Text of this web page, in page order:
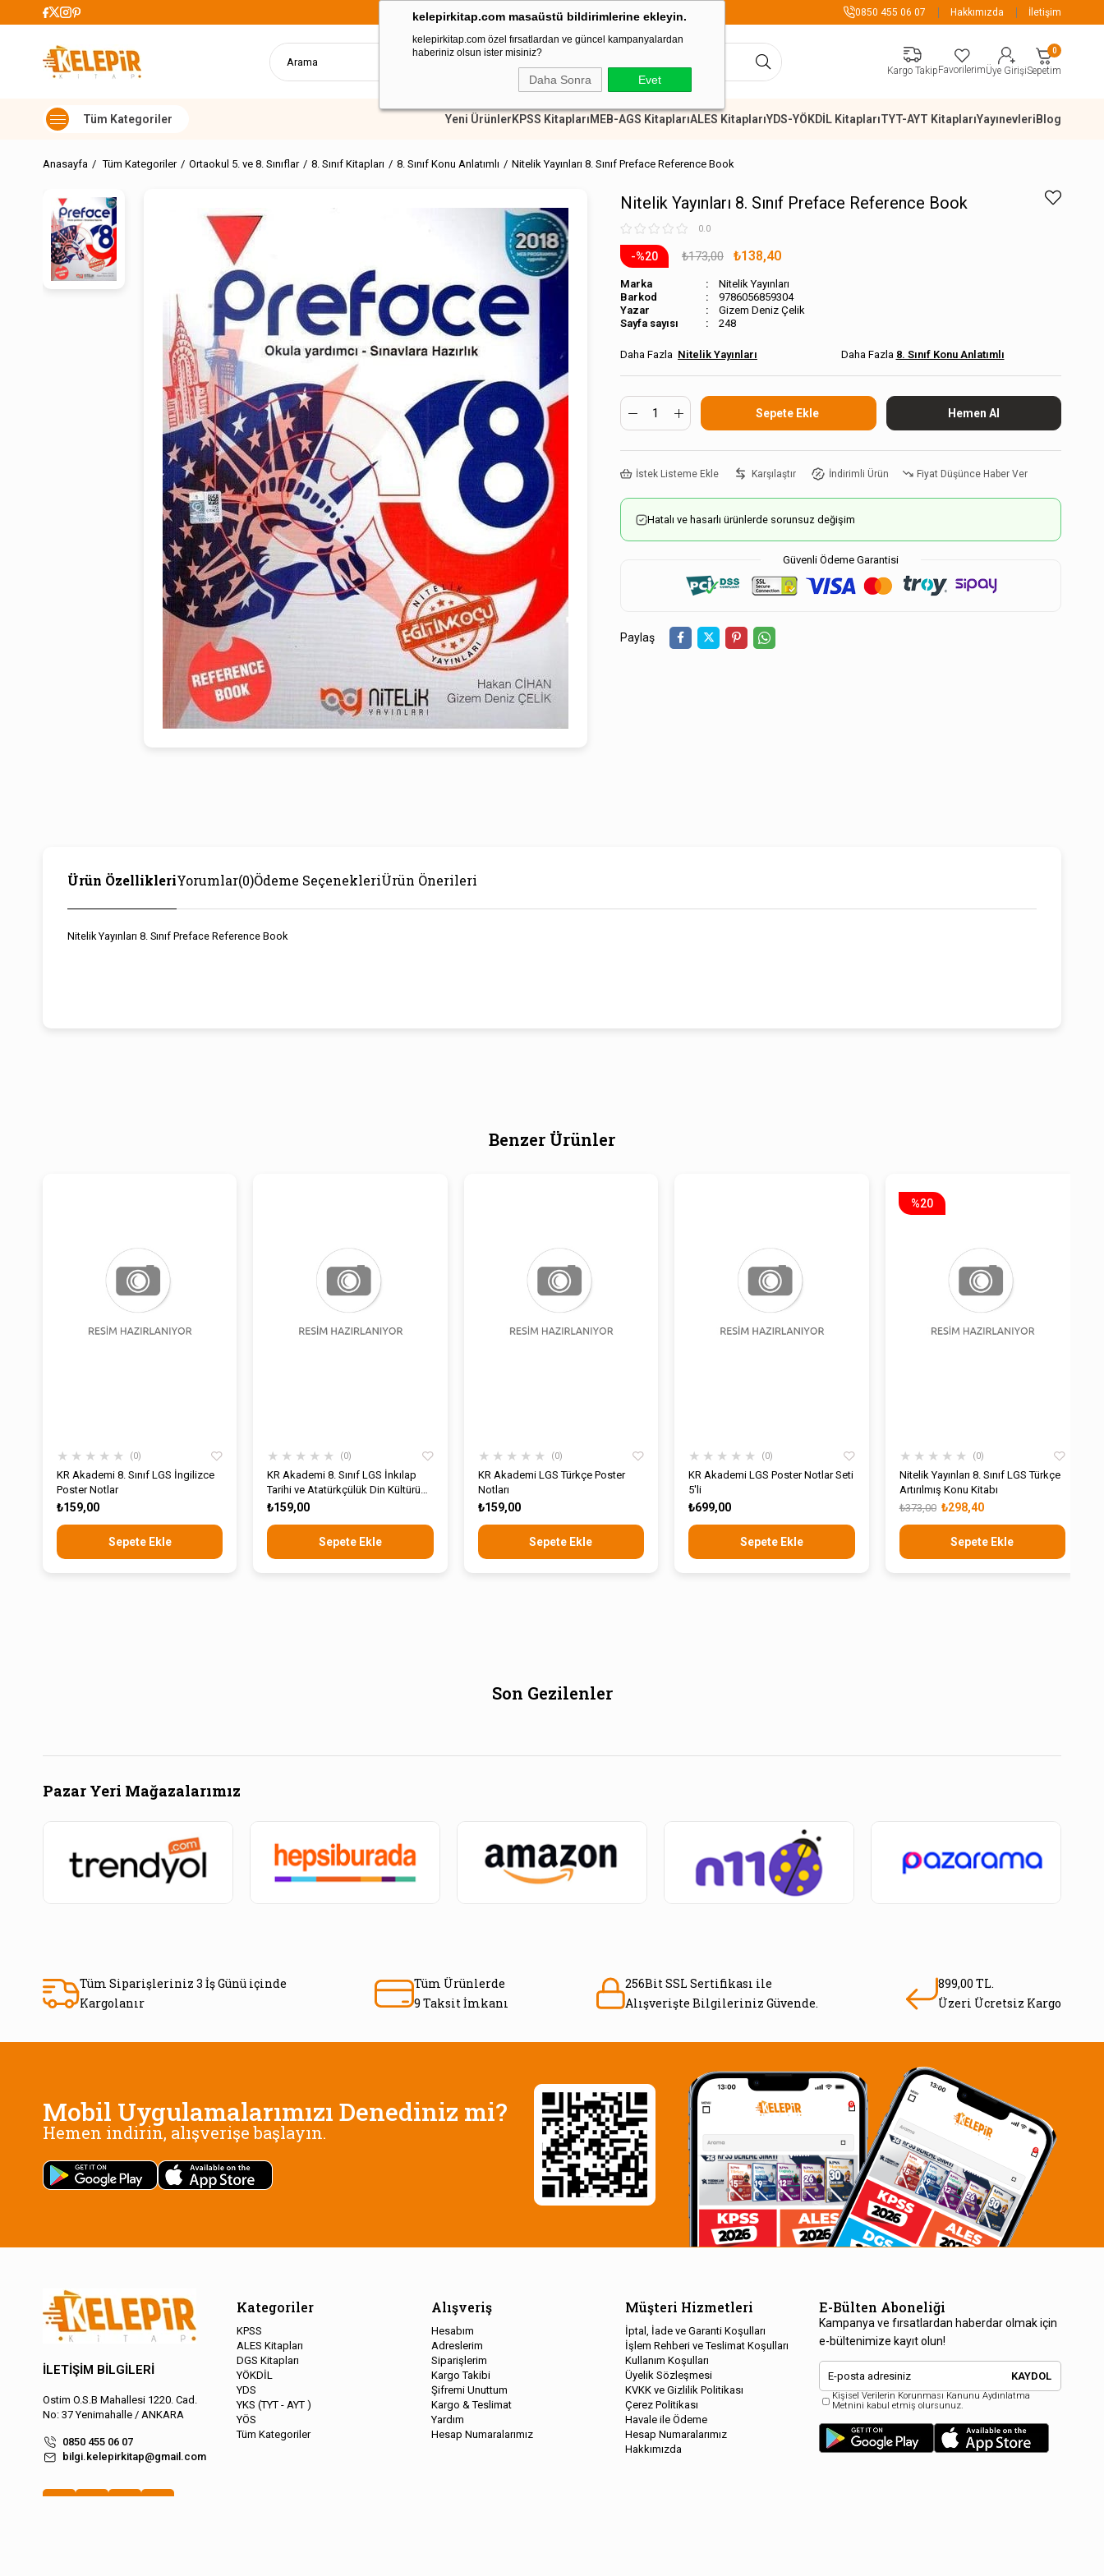
kelepirkitap.com masaüstü bildirimlerine ekleyin.
kelepirkitap.com özel fırsatlardan ve güncel kampanyalardan
haberiniz olsun ister misiniz?
Daha Sonra Evet
Kargo Ücretsiz 899 TL Üzeri Alışverişlerde Kargo Ücretsiz 899 TL Üzeri Alışverişlerde Kargo
0850 455 06 07 Hakkımızda İletişim
Kargo TakipFavorilerimÜye GirişiSepetim
0
Yeni ÜrünlerKPSS KitaplarıMEB-AGS KitaplarıALES KitaplarıYDS-YÖKDİL KitaplarıTYT-AYT KitaplarıYayınevleriBlog
Anasayfa Tüm Kategoriler Ortaokul 5. ve 8. Sınıflar 8. Sınıf Kitapları 8. Sınıf Konu Anlatımlı Nitelik Yayınları 8. Sınıf Preface Reference Book
Nitelik Yayınları 8. Sınıf Preface Reference Book
0.0
20 ₺173,00 ₺138,40
Marka
Nitelik Yayınları
Barkod
9786056859304
Gizem Deniz Çelik
Sayfa sayısı
248
Nitelik Yayınları 8. Sınıf Konu Anlatımlı
İstek Listeme Ekle Karşılaştır İndirimli Ürün Fiyat Düşünce Haber Ver
Hatalı ve hasarlı ürünlerde sorunsuz değişim
Güvenli Ödeme Garantisi
Paylaş
Ürün ÖzellikleriYorumlar(0)Ödeme SeçenekleriÜrün Önerileri
Nitelik Yayınları 8. Sınıf Preface Reference Book
Benzer Ürünler
★ ★ ★ ★ ★ 0
KR Akademi 8. Sınıf LGS İngilizce
Poster Notlar
₺159,00
Sepete Ekle
★ ★ ★ ★ ★ 0
KR Akademi 8. Sınıf LGS İnkılap
Tarihi ve Atatürkçülük Din Kültürü
ve Ahlak Bilgisi Poster Notları
₺159,00
Sepete Ekle
★ ★ ★ ★ ★ 0
KR Akademi LGS Türkçe Poster
Notları
₺159,00
Sepete Ekle
★ ★ ★ ★ ★ 0
KR Akademi LGS Poster Notlar Seti
5'li
₺699,00
Sepete Ekle
★ ★ ★ ★ ★ 0
Nitelik Yayınları 8. Sınıf LGS Türkçe
Artırılmış Konu Kitabı
₺298,40
₺373,00
Sepete Ekle
%20
Son Gezilenler
Pazar Yeri Mağazalarımız
Tüm Siparişleriniz 3 İş Günü içinde
Kargolanır
Tüm Ürünlerde
9 Taksit İmkanı
256Bit SSL Sertifikası ile
Alışverişte Bilgileriniz Güvende.
899,00 TL.
Üzeri Ücretsiz Kargo
Mobil Uygulamalarımızı Denediniz mi?
Hemen indirin, alışverişe başlayın.
İLETİŞİM BİLGİLERİ
Ostim O.S.B Mahallesi 1220. Cad.
No: 37 Yenimahalle / ANKARA
0850 455 06 07
bilgi.kelepirkitap@gmail.com
Kategoriler
KPSS
ALES Kitapları
DGS Kitapları
YÖKDİL
YDS
YKS (TYT - AYT )
YÖS
Tüm Kategoriler
Alışveriş
Hesabım
Adreslerim
Siparişlerim
Kargo Takibi
Şifremi Unuttum
Kargo & Teslimat
Yardım
Hesap Numaralarımız
Müşteri Hizmetleri
İptal, İade ve Garanti Koşulları
İşlem Rehberi ve Teslimat Koşulları
Kullanım Koşulları
Üyelik Sözleşmesi
KVKK ve Gizlilik Politikası
Çerez Politikası
Havale ile Ödeme
Hesap Numaralarımız
Hakkımızda
E-Bülten Aboneliği
Kampanya ve fırsatlardan haberdar olmak için
e-bültenimize kayıt olun!
KAYDOL
Kişisel Verilerin Korunması Kanunu Aydınlatma
Metnini kabul etmiş olursunuz.